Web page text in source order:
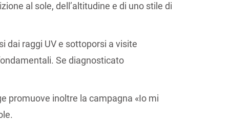
al sole, dell’altitudine e di uno stile di
dai raggi UV e sottoporsi a visite
Se diagnosticato
promuove inoltre la campagna «Io mi